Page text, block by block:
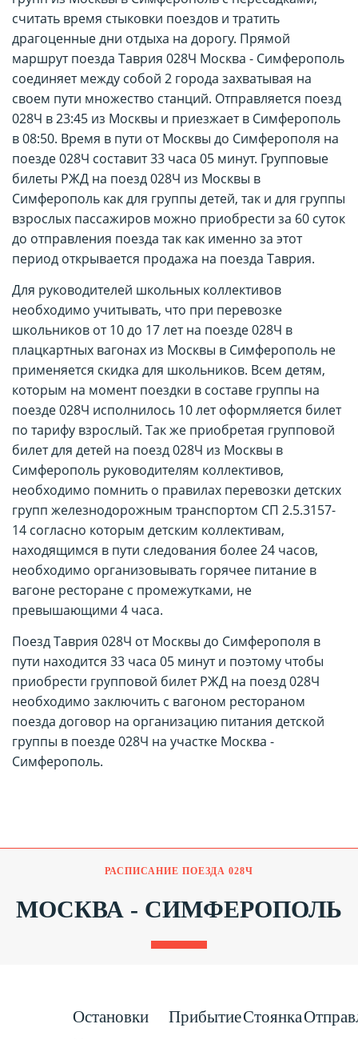
считать время стыковки поездов и тратить
драгоценные дни отдыха на дорогу. Прямой
маршрут поезда Таврия 028Ч Москва - Симферополь
соединяет между собой 2 города захватывая на
своем пути множество станций. Отправляется поезд
028Ч в 23:45 из Москвы и приезжает в Симферополь
в 08:50. Время в пути от Москвы до Симферополя на
поезде 028Ч составит 33 часа 05 минут. Групповые
билеты РЖД на поезд 028Ч из Москвы в
Симферополь как для группы детей, так и для группы
взрослых пассажиров можно приобрести за 60 суток
до отправления поезда так как именно за этот
период открывается продажа на поезда Таврия.
Для руководителей школьных коллективов
необходимо учитывать, что при перевозке
школьников от 10 до 17 лет на поезде 028Ч в
плацкартных вагонах из Москвы в Симферополь не
применяется скидка для школьников. Всем детям,
которым на момент поездки в составе группы на
поезде 028Ч исполнилось 10 лет оформляется билет
по тарифу взрослый. Так же приобретая групповой
билет для детей на поезд 028Ч из Москвы в
Симферополь руководителям коллективов,
необходимо помнить о правилах перевозки детских
групп железнодорожным транспортом СП 2.5.3157-
14 согласно которым детским коллективам,
находящимся в пути следования более 24 часов,
необходимо организовывать горячее питание в
вагоне ресторане с промежутками, не
превышающими 4 часа.
Поезд Таврия 028Ч от Москвы до Симферополя в
пути находится 33 часа 05 минут и поэтому чтобы
приобрести групповой билет РЖД на поезд 028Ч
необходимо заключить с вагоном рестораном
поезда договор на организацию питания детской
группы в поезде 028Ч на участке Москва -
Симферополь.
РАСПИСАНИЕ ПОЕЗДА 028Ч
МОСКВА - СИМФЕРОПОЛЬ
Остановки ПрибытиеСтоянка